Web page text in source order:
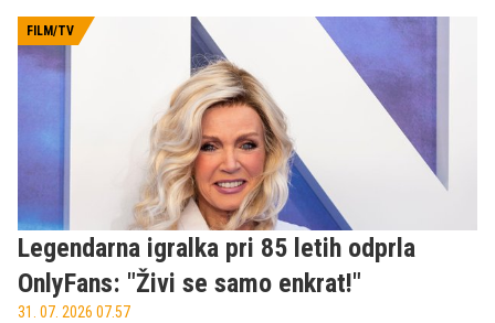
mnoge moške odvrneta prav njen videz in uspešna
kariera.
FILM/TV
Legendarna igralka pri 85 letih odprla
OnlyFans: "Živi se samo enkrat!"
31. 07. 2026 07.57